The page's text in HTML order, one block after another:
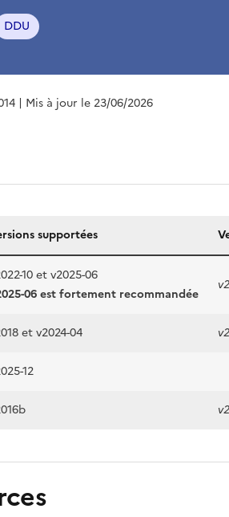
DDU
| Mis à jour le 23/06/2026
supportées
10 et v2025-06
06 est fortement recommandée
et v2024-04
12